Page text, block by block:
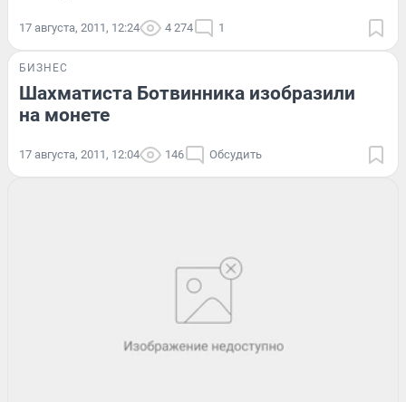
17 августа, 2011, 12:24 4 274 1
БИЗНЕС
Шахматиста Ботвинника изобразили
на монете
17 августа, 2011, 12:04 146 Обсудить